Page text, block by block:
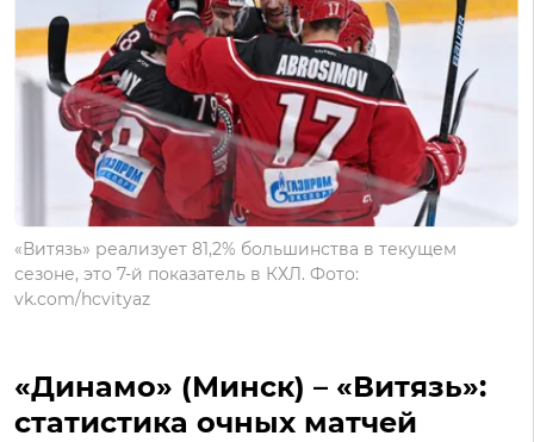
«Витязь» реализует 81,2% большинства в текущем
сезоне, это 7-й показатель в КХЛ. Фото:
vk.com/hcvityaz
«Динамо» (Минск) – «Витязь»:
статистика очных матчей